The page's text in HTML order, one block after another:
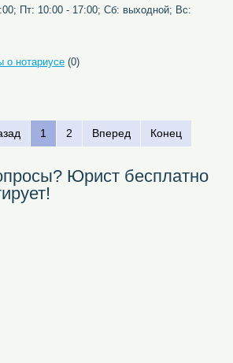
Пт: 10:00 - 17:00; Сб: выходной; Вс:
о нотариусе (0)
1 2 Вперед Конец
Юрист бесплатно